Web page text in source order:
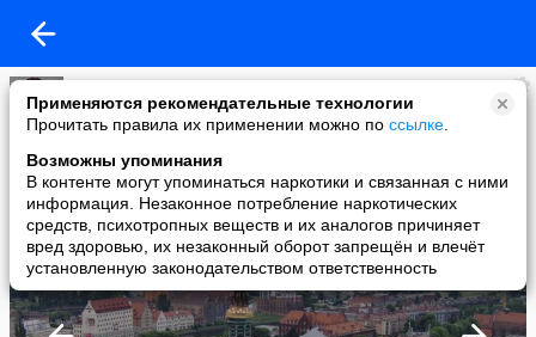
Применяются рекомендательные технологии
Прочитать правила их применении можно по ссылке
Возможны упоминания
В контенте могут упоминаться наркотики и связанная с ними
информация. Незаконное потребление наркотических
средств, психотропных веществ и их аналогов причиняет
вред здоровью, их незаконный оборот запрещён и влечёт
установленную законодательством ответственность
Ольга Юренене
added a photo
19 Jul в 01:34